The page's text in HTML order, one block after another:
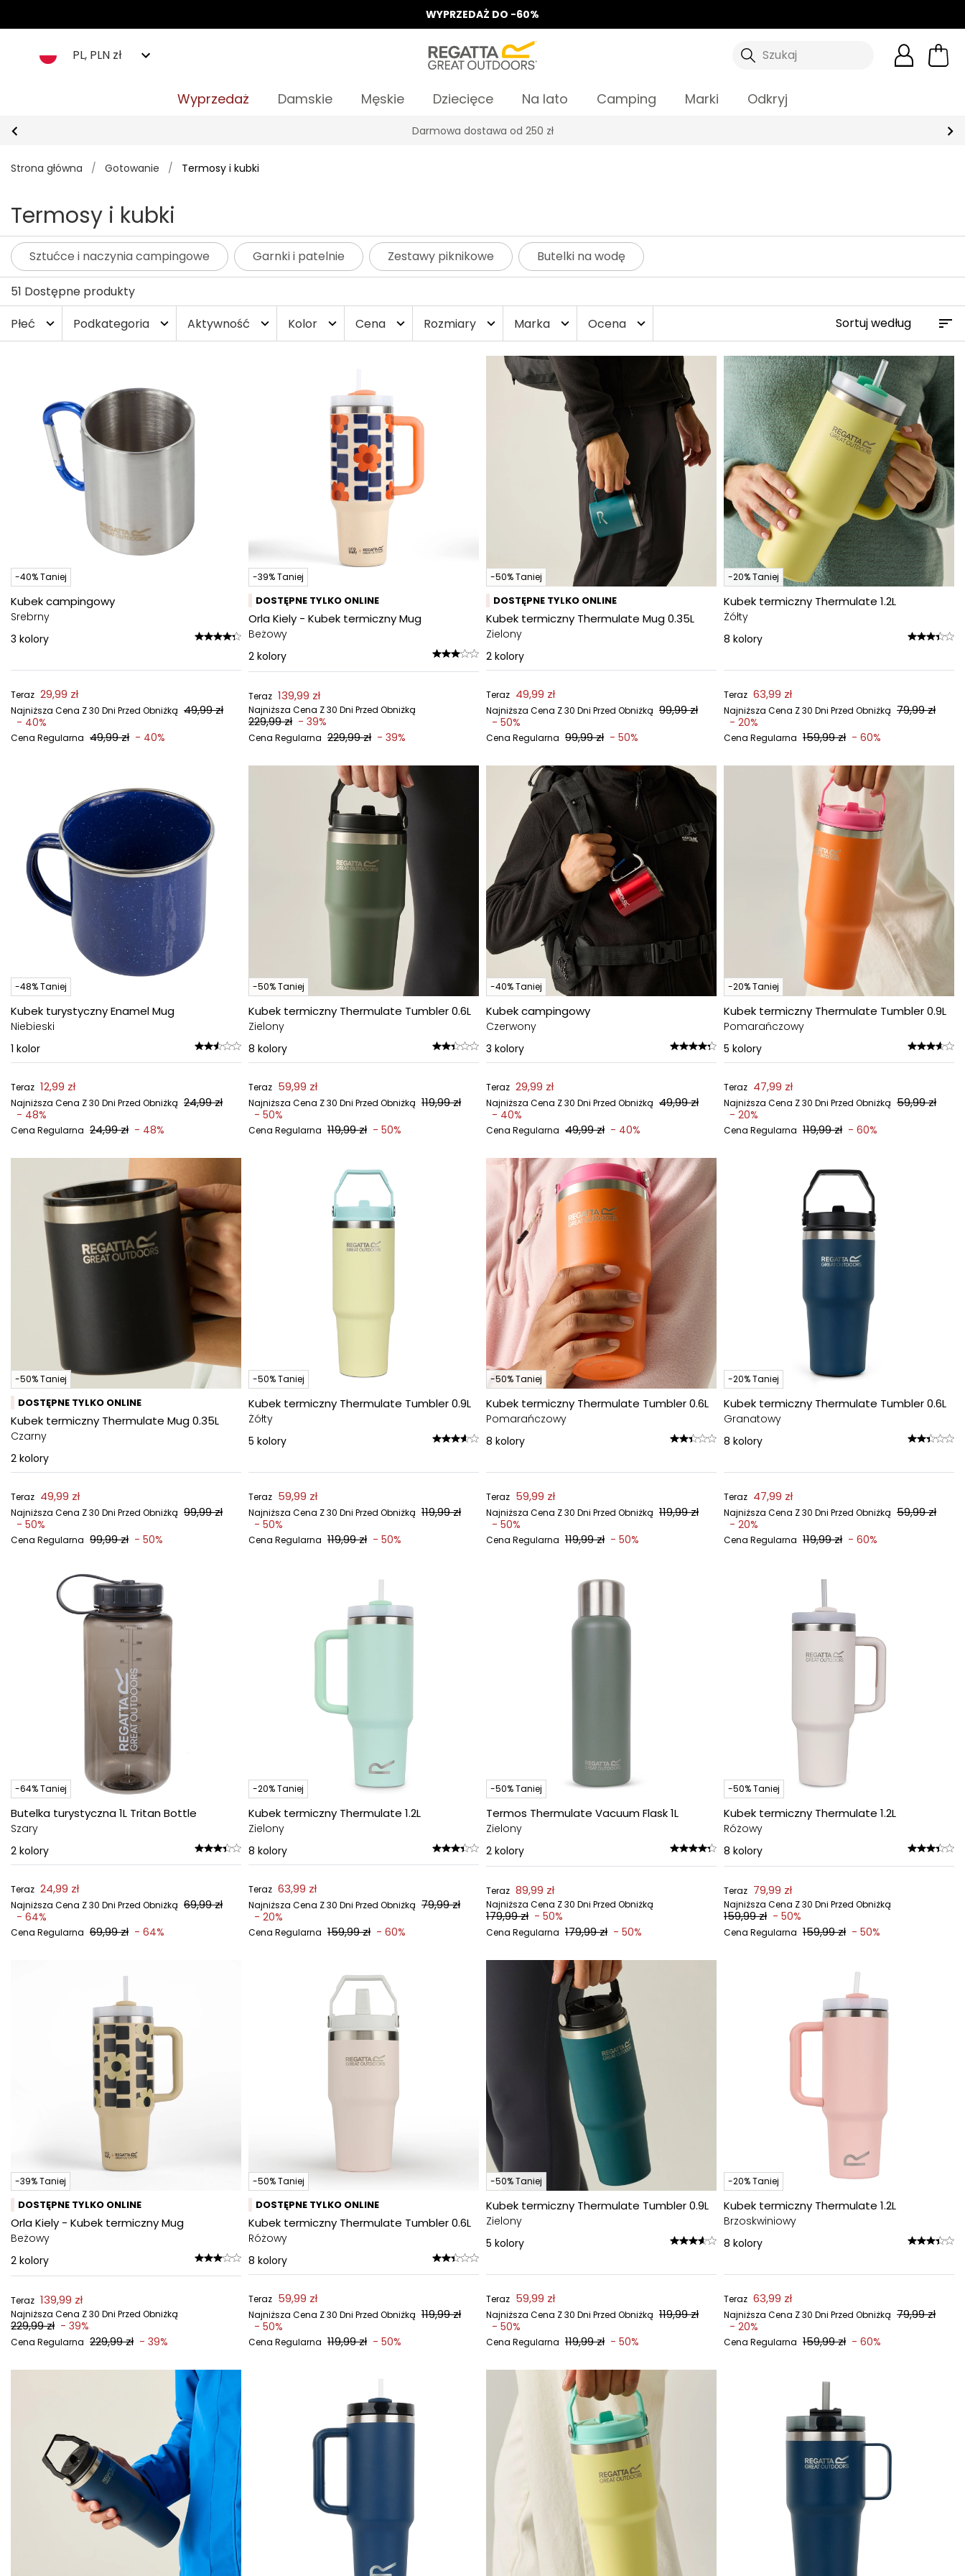
WYPRZEDAŻ DO -60%
PL, PLN zł Szukaj
Wyprzedaż Damskie Męskie Dziecięce Na lato Camping Marki Odkryj
Odbierz 15%, za zapis do Newslettera*
Strona główna / Gotowanie / Termosy i kubki
Termosy i kubki
Sztućce i naczynia campingowe Garnki i patelnie Zestawy piknikowe Butelki na wodę
51 Dostępne produkty
Płeć
expand_more Podkategoria expand_more Aktywność expand_more Kolor expand_more Cena expand_more Rozmiary expand_more Marka expand_more Ocena expand_more
-40% Taniej
Kubek campingowy
Srebrny
3 kolory
Teraz 29,99 zł
Najniższa Cena Z 30 Dni Przed Obniżką 49,99 zł
- 40%
Cena Regularna 49,99 zł - 40%
-39% Taniej
DOSTĘPNE TYLKO ONLINE
Orla Kiely - Kubek termiczny Mug
Beżowy
2 kolory
Teraz 139,99 zł
Najniższa Cena Z 30 Dni Przed Obniżką
229,99 zł - 39%
Cena Regularna 229,99 zł - 39%
-50% Taniej
DOSTĘPNE TYLKO ONLINE
Kubek termiczny Thermulate Mug 0.35L
Zielony
2 kolory
Teraz 49,99 zł
Najniższa Cena Z 30 Dni Przed Obniżką 99,99 zł
- 50%
Cena Regularna 99,99 zł - 50%
-20% Taniej
Kubek termiczny Thermulate 1.2L
Żółty
8 kolory
Teraz 63,99 zł
Najniższa Cena Z 30 Dni Przed Obniżką 79,99 zł
- 20%
Cena Regularna 159,99 zł - 60%
-48% Taniej
Kubek turystyczny Enamel Mug
Niebieski
1 kolor
Teraz 12,99 zł
Najniższa Cena Z 30 Dni Przed Obniżką 24,99 zł
- 48%
Cena Regularna 24,99 zł - 48%
-50% Taniej
Kubek termiczny Thermulate Tumbler 0.6L
Zielony
8 kolory
Teraz 59,99 zł
Najniższa Cena Z 30 Dni Przed Obniżką 119,99 zł
- 50%
Cena Regularna 119,99 zł - 50%
-40% Taniej
Kubek campingowy
Czerwony
3 kolory
Teraz 29,99 zł
Najniższa Cena Z 30 Dni Przed Obniżką 49,99 zł
- 40%
Cena Regularna 49,99 zł - 40%
-20% Taniej
Kubek termiczny Thermulate Tumbler 0.9L
Pomarańczowy
5 kolory
Teraz 47,99 zł
Najniższa Cena Z 30 Dni Przed Obniżką 59,99 zł
- 20%
Cena Regularna 119,99 zł - 60%
-50% Taniej
DOSTĘPNE TYLKO ONLINE
Kubek termiczny Thermulate Mug 0.35L
Czarny
2 kolory
Teraz 49,99 zł
Najniższa Cena Z 30 Dni Przed Obniżką 99,99 zł
- 50%
Cena Regularna 99,99 zł - 50%
-50% Taniej
Kubek termiczny Thermulate Tumbler 0.9L
Żółty
5 kolory
Teraz 59,99 zł
Najniższa Cena Z 30 Dni Przed Obniżką 119,99 zł
- 50%
Cena Regularna 119,99 zł - 50%
-50% Taniej
Kubek termiczny Thermulate Tumbler 0.6L
Pomarańczowy
8 kolory
Teraz 59,99 zł
Najniższa Cena Z 30 Dni Przed Obniżką 119,99 zł
- 50%
Cena Regularna 119,99 zł - 50%
-20% Taniej
Kubek termiczny Thermulate Tumbler 0.6L
Granatowy
8 kolory
Teraz 47,99 zł
Najniższa Cena Z 30 Dni Przed Obniżką 59,99 zł
- 20%
Cena Regularna 119,99 zł - 60%
-64% Taniej
Butelka turystyczna 1L Tritan Bottle
Szary
2 kolory
Teraz 24,99 zł
Najniższa Cena Z 30 Dni Przed Obniżką 69,99 zł
- 64%
Cena Regularna 69,99 zł - 64%
-20% Taniej
Kubek termiczny Thermulate 1.2L
Zielony
8 kolory
Teraz 63,99 zł
Najniższa Cena Z 30 Dni Przed Obniżką 79,99 zł
- 20%
Cena Regularna 159,99 zł - 60%
-50% Taniej
Termos Thermulate Vacuum Flask 1L
Zielony
2 kolory
Teraz 89,99 zł
Najniższa Cena Z 30 Dni Przed Obniżką
179,99 zł - 50%
Cena Regularna 179,99 zł - 50%
-50% Taniej
Kubek termiczny Thermulate 1.2L
Różowy
8 kolory
Teraz 79,99 zł
Najniższa Cena Z 30 Dni Przed Obniżką
159,99 zł - 50%
Cena Regularna 159,99 zł - 50%
-39% Taniej
DOSTĘPNE TYLKO ONLINE
Orla Kiely - Kubek termiczny Mug
Beżowy
2 kolory
Teraz 139,99 zł
Najniższa Cena Z 30 Dni Przed Obniżką
229,99 zł - 39%
Cena Regularna 229,99 zł - 39%
-50% Taniej
DOSTĘPNE TYLKO ONLINE
Kubek termiczny Thermulate Tumbler 0.6L
Różowy
8 kolory
Teraz 59,99 zł
Najniższa Cena Z 30 Dni Przed Obniżką 119,99 zł
- 50%
Cena Regularna 119,99 zł - 50%
-50% Taniej
Kubek termiczny Thermulate Tumbler 0.9L
Zielony
5 kolory
Teraz 59,99 zł
Najniższa Cena Z 30 Dni Przed Obniżką 119,99 zł
- 50%
Cena Regularna 119,99 zł - 50%
-20% Taniej
Kubek termiczny Thermulate 1.2L
Brzoskwiniowy
8 kolory
Teraz 63,99 zł
Najniższa Cena Z 30 Dni Przed Obniżką 79,99 zł
- 20%
Cena Regularna 159,99 zł - 60%